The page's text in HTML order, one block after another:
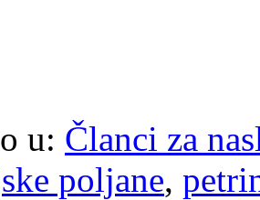
u: Članci za
poljane,